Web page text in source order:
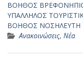
ΒΟΗΘΟΣ
ΥΠΑΛΛΗΛΟΣ
ΒΟΗΘΟΣ ΝΟΣΗΛΕΥΤΗ
Ανακοινώσεις, Νέα